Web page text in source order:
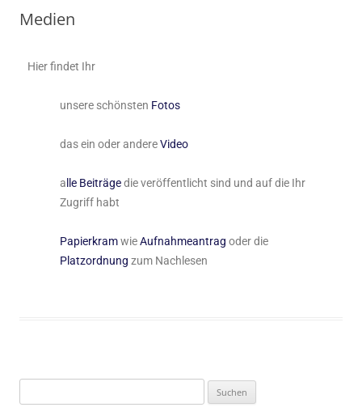
Medien
Hier findet Ihr
unsere schönsten Fotos
das ein oder andereVideo
a lle Beiträgedie veröffentlicht sind und auf die Ihr
Zugriff habt
PapierkramwieAufnahmeantrag oder die
Platzordnung zum Nachlesen